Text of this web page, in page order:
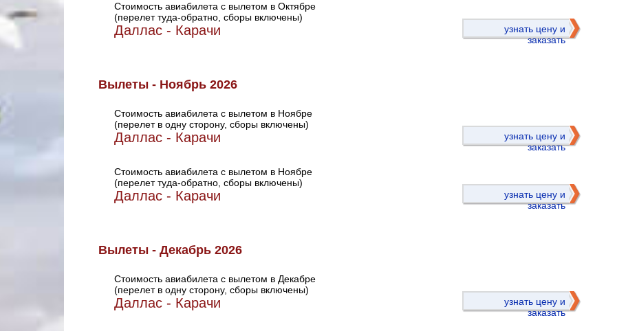
Стоимость авиабилета с вылетом в Октябре
(перелет туда-обратно, сборы включены)
Даллас - Карачи
узнать цену и
заказать
Вылеты - Ноябрь 2026
Стоимость авиабилета с вылетом в Ноябре
(перелет в одну сторону, сборы включены)
Даллас - Карачи
узнать цену и
заказать
Стоимость авиабилета с вылетом в Ноябре
(перелет туда-обратно, сборы включены)
Даллас - Карачи
узнать цену и
заказать
Вылеты - Декабрь 2026
Стоимость авиабилета с вылетом в Декабре
(перелет в одну сторону, сборы включены)
Даллас - Карачи
узнать цену и
заказать